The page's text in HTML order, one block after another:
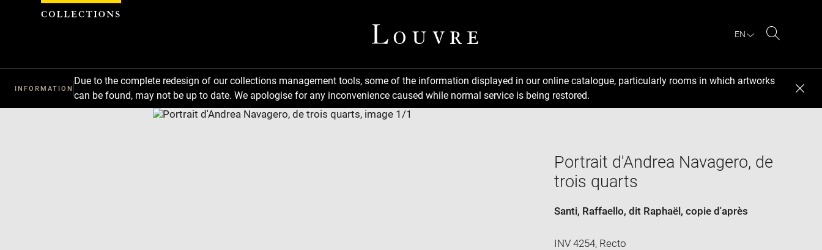
EN
INFORMATION
Due to the complete redesign of our collections management tools, some of the information displayed in our online catalogue, particularly rooms in which artworks
can be found, may not be up to date. We apologise for any inconvenience caused while normal service is being restored.
Portrait d'Andrea Navagero, de
trois quarts
Santi, Raffaello, dit Raphaël, copie d'après
INV 4254, Recto
Cookies management panel